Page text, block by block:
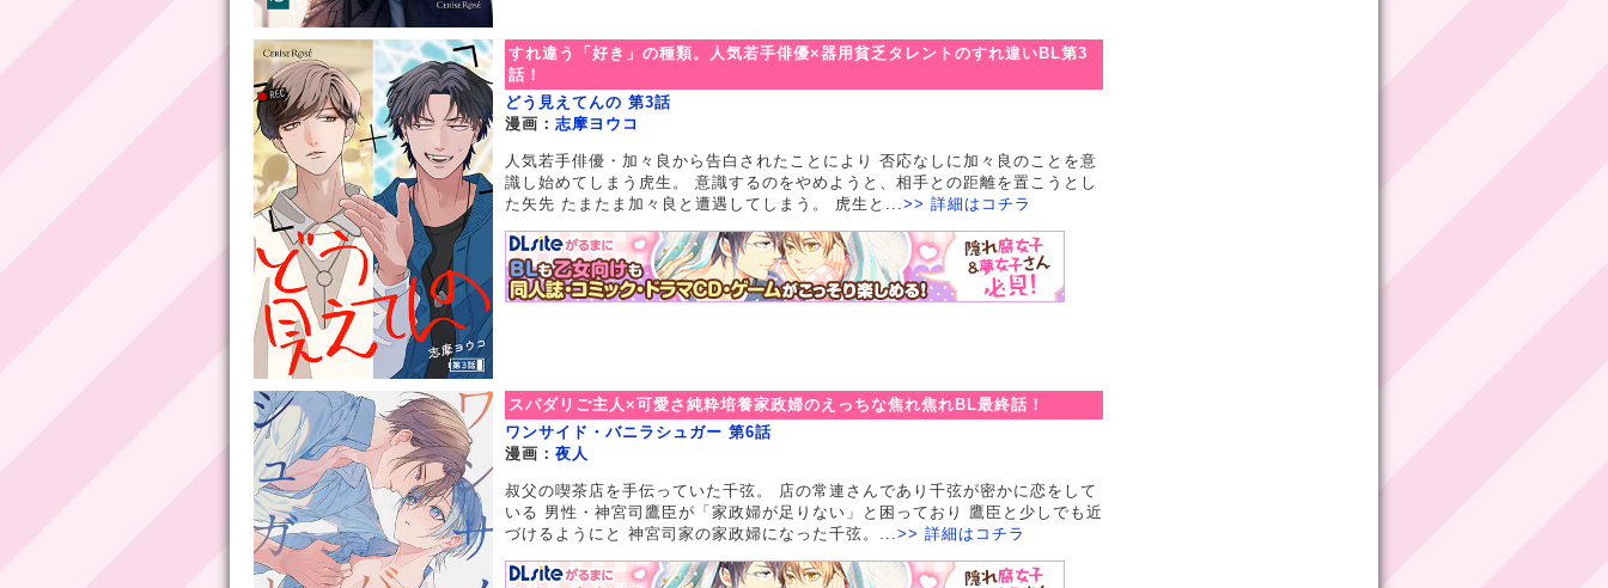
すれ違う「好き」の種類。人気若手俳優×器用貧乏タレントのすれ違いBL第3
話！
どう見えてんの 第3話
漫画： 志摩ヨウコ
人気若手俳優・加々良から告白されたことにより 否応なしに加々良のことを意
識し始めてしまう虎生。 意識するのをやめようと、相手との距離を置こうとし
た矢先 たまたま加々良と遭遇してしまう。 虎生と... >> 詳細はコチラ
スパダリご主人×可愛さ純粋培養家政婦のえっちな焦れ焦れBL最終話！
ワンサイド・バニラシュガー 第6話
漫画： 夜人
叔父の喫茶店を手伝っていた千弦。 店の常連さんであり千弦が密かに恋をして
いる 男性・神宮司鷹臣が「家政婦が足りない」と困っており 鷹臣と少しでも近
づけるようにと 神宮司家の家政婦になった千弦。... >> 詳細はコチラ